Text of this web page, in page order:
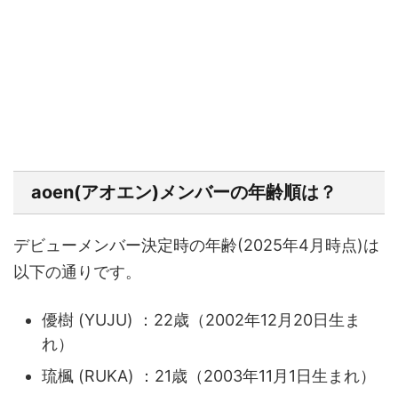
aoen(アオエン)メンバーの年齢順は？
デビューメンバー決定時の年齢(2025年4月時点)は
以下の通りです。
優樹 (YUJU) ：22歳（2002年12月20日生ま
れ）
琉楓 (RUKA) ：21歳（2003年11月1日生まれ）